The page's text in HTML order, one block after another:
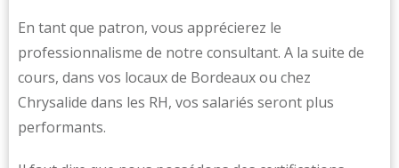
En tant que patron, vous apprécierez le
professionnalisme de notre consultant. A la suite de
cours, dans vos locaux de Bordeaux ou chez
Chrysalide dans les RH, vos salariés seront plus
performants.